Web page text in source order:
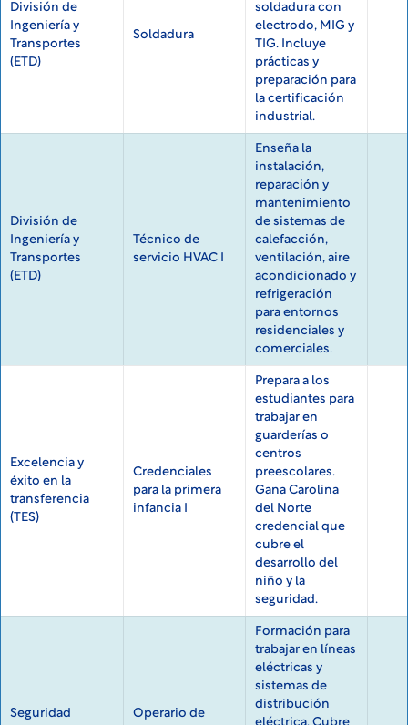
División de
Ingeniería y
Transportes
(ETD)
Soldadura
soldadura con
electrodo, MIG y
TIG. Incluye
prácticas y
preparación para
la certificación
industrial.
División de
Ingeniería y
Transportes
(ETD)
Técnico de
servicio HVAC I
Enseña la
instalación,
reparación y
mantenimiento
de sistemas de
calefacción,
ventilación, aire
acondicionado y
refrigeración
para entornos
residenciales y
comerciales.
Excelencia y
éxito en la
transferencia
(TES)
Credenciales
para la primera
infancia I
Prepara a los
estudiantes para
trabajar en
guarderías o
centros
preescolares.
Gana Carolina
del Norte
credencial que
cubre el
desarrollo del
niño y la
seguridad.
Seguridad
Operario de
Formación para
trabajar en líneas
eléctricas y
sistemas de
distribución